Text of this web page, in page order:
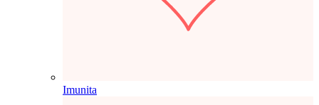
Imunita